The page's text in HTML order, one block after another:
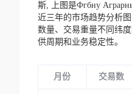
斯,
上图是Фгбну
近三年的市场趋势分析
数量、交易重量不同纬
供周期和业务稳定性。
月份 交易数